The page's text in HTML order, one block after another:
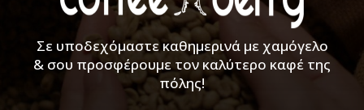
Σε υποδεχόμαστε καθημερινά με χαμόγελο
& σου προσφέρουμε τον καλύτερο καφέ της
πόλης!